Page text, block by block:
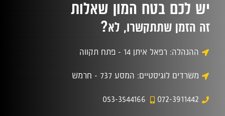
יש לכם בטח המון שאלות
זה הזמן שתתקשרו, לא?
ההנהלה: רפאל איתן 14 - פתח תקווה
משרדים לוגיסטיים: המסע 737 - חרמש
072-3911442
053-3544166